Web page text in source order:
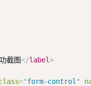
截图</label>
="form-control "